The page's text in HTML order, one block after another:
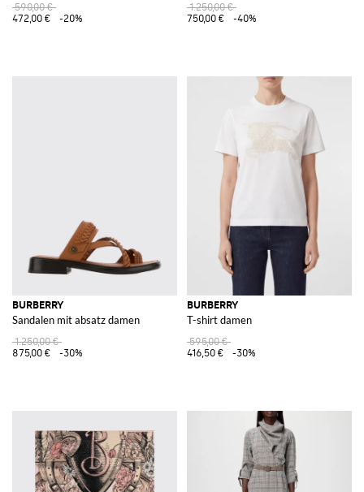
590,00 €
472,00 €
-20%
1.250,00 €
750,00 €
-40%
BURBERRY
Sandalen mit absatz damen
1.250,00 €
875,00 €
-30%
BURBERRY
T-shirt damen
595,00 €
416,50 €
-30%